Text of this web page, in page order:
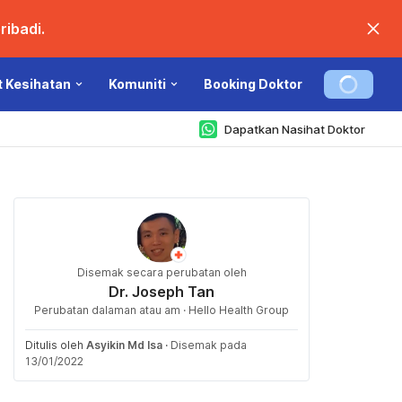
Kesihatan Komuniti Booking Doktor
Dapatkan Nasihat Doktor
Disemak secara perubatan oleh
Dr. Joseph Tan
Perubatan dalaman atau am · Hello Health Group
Ditulis oleh Asyikin Md Isa · Disemak pada
13/01/2022